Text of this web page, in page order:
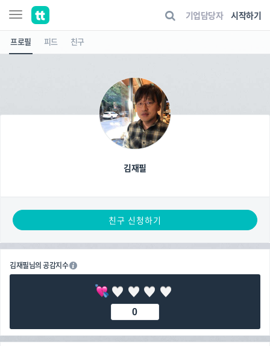
기업담당자 시작하기
프로필 피드 친구
김재필
친구 신청하기
김재필님의 공감지수
0